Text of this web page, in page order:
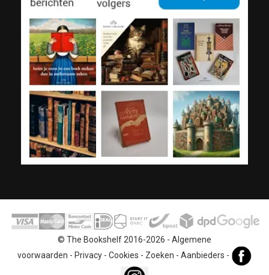
© The Bookshelf 2016-2026 - Algemene
voorwaarden - Privacy- Cookies - Zoeken - Aanbieders -